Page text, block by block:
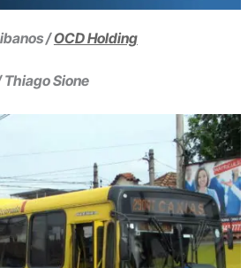
/OCD Holding
Thiago Sione